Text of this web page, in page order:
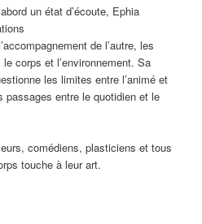
un état d’écoute, Ephia
de l’autre, les
corps et l’environnement. Sa
les limites entre l’animé et
passages entre le quotidien et le
comédiens, plasticiens et tous
touche à leur art.